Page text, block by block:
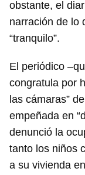
obstante, el
narración de lo
“tranquilo”.
El periódico
congratula por
las cámaras”
empeñada en
denunció la
tanto los niños
a su vivienda